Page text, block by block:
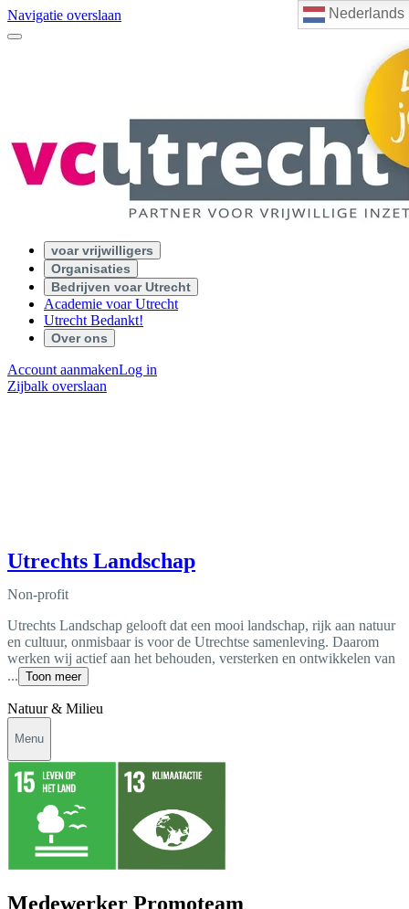
Nederlands
Navigatie overslaan
voar vrijwilligers
Organisaties
Bedrijven voar Utrecht
Academie voar Utrecht
Utrecht Bedankt!
Over ons
Account aanmakenLog in
Zijbalk overslaan
Utrechts Landschap
Non-profit
Utrechts Landschap gelooft dat een mooi landschap, rijk aan natuur
en cultuur, onmisbaar is voor de Utrechtse samenleving. Daarom
werken wij actief aan het behouden, versterken en ontwikkelen van
... Toon meer
Natuur & Milieu
Menu
Medewerker Promoteam